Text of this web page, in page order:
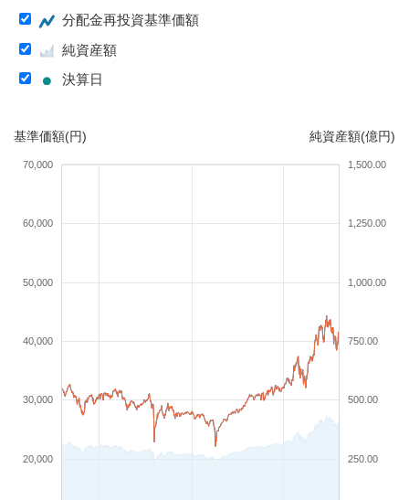
分配金再投資基準価額
純資産額
決算日
基準価額(円) 純資産額(億円)
20,000
30,000
40,000
50,000
60,000
70,000 1,500.00
250.00
500.00
750.00
1,000.00
1,250.00